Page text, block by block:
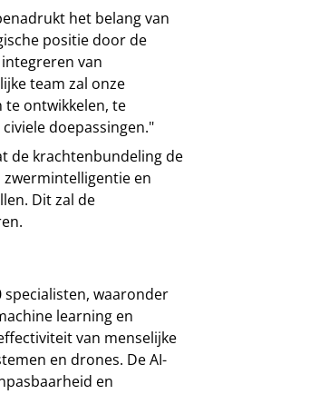
het belang van
positie door de
van
team zal onze
te ontwikkelen, te
doepassingen."
de krachtenbundeling de
en
Dit zal de
specialisten, waaronder
learning en
van menselijke
en drones. De AI-
en